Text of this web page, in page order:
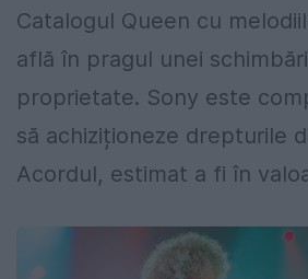
Catalogul Queen cu
află în pragul unei
proprietate. Sony este
să achiziționeze drepturile
Acordul, estimat a fi în